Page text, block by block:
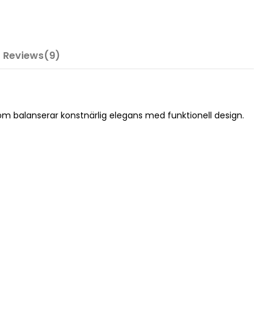
Reviews(9)
balanserar konstnärlig elegans med funktionell design.